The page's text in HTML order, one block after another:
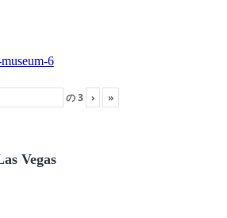
の3 › »
Vegas